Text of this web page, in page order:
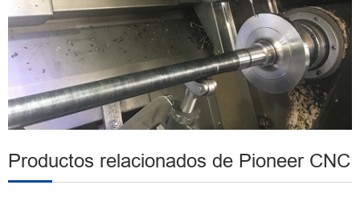
Productos relacionados de Pioneer CNC